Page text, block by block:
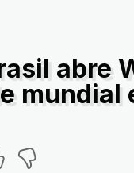
abre
mundial